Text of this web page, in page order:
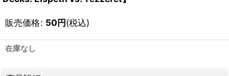
販売価格: 50円(税込)
在庫なし